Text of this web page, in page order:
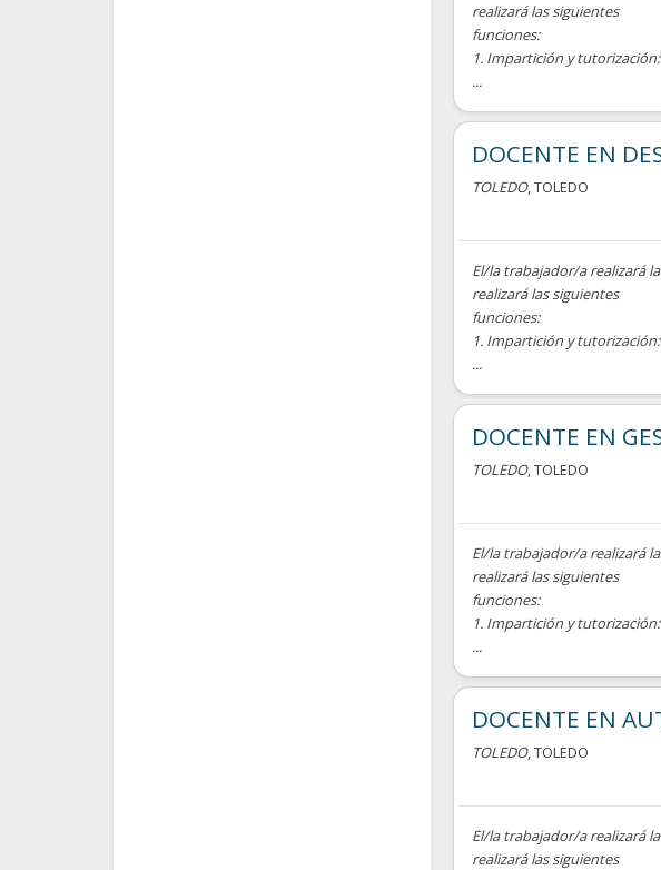
realizará las siguientes
funciones:
1. Impartición y tutorización:
...
DOCENTE EN
TOLEDO, TOLEDO
El/la trabajador/a realizará
realizará las siguientes
funciones:
1. Impartición y tutorización:
...
DOCENTE EN
TOLEDO, TOLEDO
El/la trabajador/a realizará
realizará las siguientes
funciones:
1. Impartición y tutorización:
...
DOCENTE EN
TOLEDO, TOLEDO
El/la trabajador/a realizará
realizará las siguientes